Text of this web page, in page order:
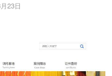
23日